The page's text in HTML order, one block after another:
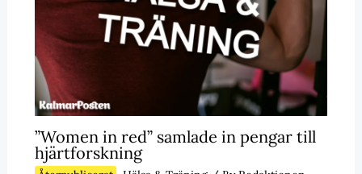
”Women in red” samlade in pengar till
hjärtforskning